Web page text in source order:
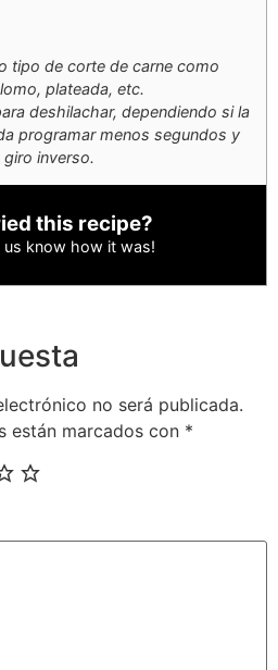
tipo de corte de carne como
plateada, etc.
deshilachar, dependiendo si la
programar menos segundos y
inverso.
this recipe?
us know how it was!
no será publicada.
están marcados con *